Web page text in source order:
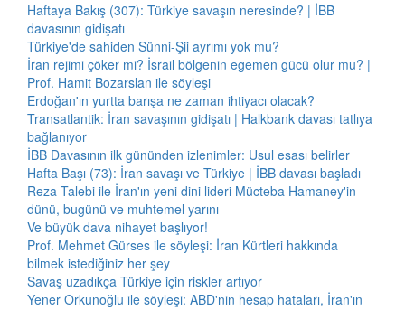
Haftaya Bakış (307): Türkiye savaşın neresinde? | İBB
davasının gidişatı
Türkiye'de sahiden Sünni-Şii ayrımı yok mu?
İran rejimi çöker mi? İsrail bölgenin egemen gücü olur mu? |
Prof. Hamit Bozarslan ile söyleşi
Erdoğan'ın yurtta barışa ne zaman ihtiyacı olacak?
Transatlantik: İran savaşının gidişatı | Halkbank davası tatlıya
bağlanıyor
İBB Davasının ilk gününden izlenimler: Usul esası belirler
Hafta Başı (73): İran savaşı ve Türkiye | İBB davası başladı
Reza Talebi ile İran'ın yeni dini lideri Mücteba Hamaney'in
dünü, bugünü ve muhtemel yarını
Ve büyük dava nihayet başlıyor!
Prof. Mehmet Gürses ile söyleşi: İran Kürtleri hakkında
bilmek istediğiniz her şey
Savaş uzadıkça Türkiye için riskler artıyor
Yener Orkunoğlu ile söyleşi: ABD'nin hesap hataları, İran'ın